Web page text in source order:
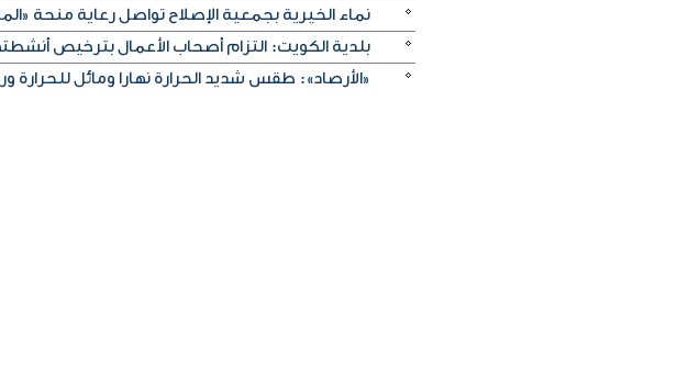
نماء الخيرية بجمعية الإصلاح تواصل رعاية منحة
بلدية الكويت: التزام أصحاب الأعمال بترخيص
«الأرصاد»: طقس شديد الحرارة نهارا ومائل للحرارة